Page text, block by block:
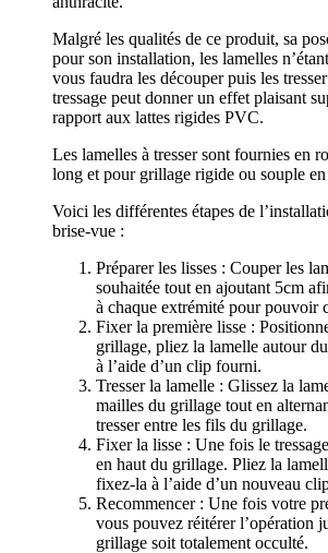
Malgré les qualités de ce produit, sa
pour son installation, les lamelles
vous faudra les découper puis les
tressage peut donner un effet plaisant
rapport aux lattes rigides PVC.
Les lamelles à tresser sont fournies en
long et pour grillage rigide ou souple
Voici les différentes étapes de
brise-vue :
Préparer les lisses : Couper les
souhaitée tout en ajoutant 5cm
à chaque extrémité pour pouvoir
Fixer la première lisse :
grillage, pliez la lamelle autour
à l’aide d’un clip fourni.
Tresser la lamelle : Glissez la
mailles du grillage tout en
tresser entre les fils du grillage.
Fixer la lisse : Une fois le
en haut du grillage. Pliez la
fixez-la à l’aide d’un nouveau
Recommencer : Une fois votre
vous pouvez réitérer l’opération
grillage soit totalement occulté.